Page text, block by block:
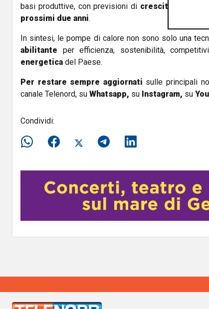
basi produttive, con previsioni di crescita degli
prossimi due anni.
In sintesi, le pompe di calore non sono solo una
abilitante per efficienza, sostenibilità,
energetica del Paese.
Per restare sempre aggiornati sulle principali
canale Telenord, su Whatsapp, su Instagram, su
Condividi: